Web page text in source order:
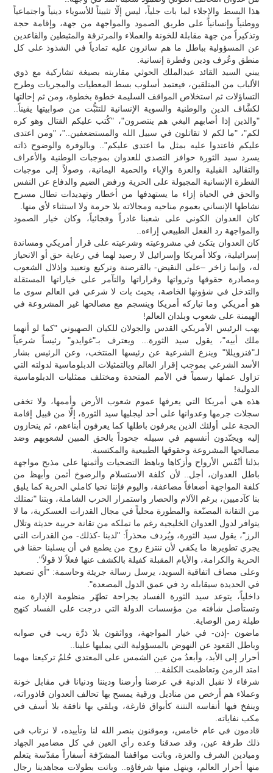
هذا البسط والإجلاء لما بات جلياً، ليس إلّا تثبيتاً للأسوياء دينياً واجتماعياً
ووطنياً وإنسانياً على طريق الصمود والمواجهة من جهة، وإقامة حجة
وتذكيراً من جهة مقابلة للخونة والعملاء والمرتزقة والمثبطين والقاعدين
عن المسؤولية بباطل ما هم سائرون عليه تمادياً في الشذوذ على كل
منطق وعُرف ودين وفطرة إنسانية.
يبني السيد القائد عبدالملك الحوثي مقاربته بصيغة تشاركية مع ذوي
الألباب من المتلقين، فيعتمد أسلوب بسط المعطيات والمجريات وطرح
التساؤلات ثم استخلاص المواقف السليمة خطوة بخطوة، ومن ثم إحالتها
لكشَّاف الدين والوطنية والسوية الإنسانية للتثبُّت من صوابيتها يقيناً..
"والذين إذا أصابهم البغي هم ينتصرون"، "كُتب عليكم القتال وهو كره
لكم"، "ما لكم لا تقاتلون في سبيل الله والمستضعفين.."، "ومن اعتدى
عليكم فاعتدوا عليه بمثل ما اعتدى عليكم".. وبالوفرة والوضوح ذاته
يسرد سيد الثورة حوافز التصدي للعدوان بموجبات الوطنية والأعراف
والتقاليد القبلية والعزة والإباء والحمية اليمانية، وصولاً إلى موجبات
الفطرة الإنسانية المجبولة على الحرية ورفض الضيم والدفاع عن النفس
والحق في الحياة إزاء ما يستهدفها من أخطار وتهديدات تطال مسرح
نشاطها الإنساني بعموم مناحيه ومجالاته بلا حرمة ولا استثناء لأي منها.
كان العدوان الكوني على شعبنا غادراً وفجائياً، وكان خيار الصمود
والمواجهة رد الفعل الطبيعي إزاءه..
كان العدوان يتكئ في مشروعيته وشرعيته على قرار أمريكي ومساندة
إسرائيلية، وكلا أمريكا وإسرائيل لا رصيد لهما في رعاية حق أو الانحياز
له، وإنما زاخر –على النقيض- بالقرصنة وتركيع وتعبيد وإذلال الشعوب
ومصادرة حقوقها وثرواتها وقراراتها والتآمر على خياراتها المستقلة
والتدخل في شؤونها الخاصة، بحيث بات لا شرعي في العالم سوى ما
هو أمريكي وما تباركه أمريكا وينسجم مع مصالحها غير المشروعة في
الهيمنة على شعوب وبلدان العالم!
يهب الرئيس الأمريكي القدس والجولان للكيان الصهيوني "كما لو أنهما
ملك أبيه"، يقول سيد الثورة... ويعترف بـ"غوايدو" رئيساً شرعياً
لـ"فنزويللا" وينزع الشرعية عن رئيسها المنتخب، وعن الرئيس بشار
الأسد الشرعي بموجب إقرار العالم وبالتمثيلات الدبلوماسية لدولته التي
تزاول عملها رسمياً في الأمم المتحدة ومختلف ممثليات الدبلوماسية
الدولية!
هذه هي أمريكا التي يعرفها عموم شعوب الأرض وأممها، ولا تخفى
سجلات جرمها وعدوانها على أحد ليجليها سيد الثورة، إلّا من قبيل إقامة
الحجة على أولئك الذين يعرفون باطلها كما يعرفون أبناءهم، ثم ينحازون
إليه ويجنّدون أنفسهم في سبيله جحوداً بالحق المبين لشعوبهم وضد
مصالحها المشروعة وحقوقها الطبيعية والمكتسبة.
بذلنا أنْفَس الأرواح وأزكاها وباهظ التضحيات وأثمنها على مذبح مواجهة
باطل العدوان، أجل.. لأن كلفة الاستسلام والرضوخ أثمن وأبهظ من
كلفة المواجهة أضعافاً مضاعفة، واليوم فإننا نحيا كاملي الحرية كما يليق
بنا كآدميين، برغم الآلام والحصار واستمرار الحرب الشاملة، وبتنا "نمتلك
من التقانة المصنّعة والمطورة محلياً في مجال القدرات العسكرية، ما لا
يتوافر لدول العدوان الخليجية رغم ما تملكه من تقانة حربية حديثة وتلال
الرز"، يقول سيد الثورة، ويُردف محذراً: "لدينا -كذلك- من القدرات التي
يجري تطويرها ما يكفي لأن ننتزع روح من يطمع في أن يسلبنا حقنا في
الحرية والكرامة، والأيام المقبلة كفيلة بالكشف عنها فعلاً لا قولاً".
وعلى مصاف اتفاقية السويد، يرسل رسالة جريئة وحاسمة: "أي تصعيد
في الحديدة سيقابله رد في عمق الدول المصعدة".
داخلياً، يتوعد سيد الثورة الفساد بجراحة تطهّر منظومة الإدارة منه
وتستأصل شأفته من مؤسسات الدولة التي درجت على الفساد كنهج
طيلة زمن الوصاية.
ماضون -إذن- في خيار المواجهة، وواثقون بلا ذرَّة ريب في صوابه
وباطل القعود عن النهوض بالمسؤولية التي يمليها علينا..
أحرار إلى الأبد، وأبعدُ من عين الشمس على المعتدي حُلمُ تركيعنا مهما
امتد الزمن وتعاظمت الكلفة...
شرفاء لا نقبل الدنية في عرضنا وأرضنا وديننا ودنيانا في مقابل خونة
وعملاء هم أرخص من مناديل ورقية يمسح بها تحالف العدوان قاذوراته،
وينفخ فيها أنفاسه النتنة كأبواق فارغة، ويلقي بها نافقة بلا أسف في
مكب نفاياته.
قادمون في عام خامس، وموقنون بنصر الله لنا وتأييده، لا نرتاب في
ذلك طرفة عين، وقد صدقنا وعده رأي العين في كل مضامير الجهاد
وميادين الشرف والعزة، وباتت مواقفنا المشرّفة أسفاراً مقدّسة يتعلم
منها أحرار العالم، وينهل منها شرفاؤه.. وباتت بطولات مجاهدينا رجال